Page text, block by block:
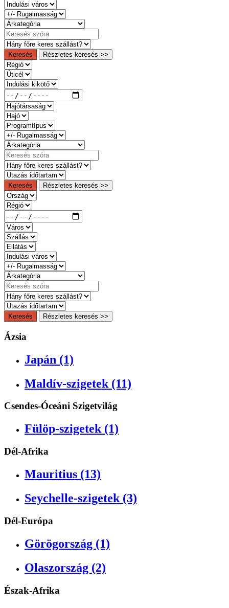
Keresés Részletes keresés >>
Keresés Részletes keresés >>
Keresés Részletes keresés >>
Ázsia
Japán (1)
Maldív-szigetek (11)
Csendes-Óceáni Szigetvilág
Fülöp-szigetek (1)
Dél-Afrika
Mauritius (13)
Seychelle-szigetek (3)
Dél-Európa
Görögország (1)
Olaszország (2)
Észak-Afrika